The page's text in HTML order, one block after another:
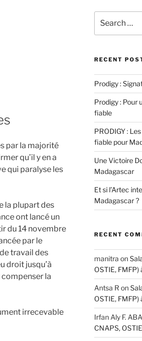
par la majorité
qu’il y en a
qui paralyse les
la plupart des
ont lancé un
du 14 novembre
par le
travail des
droit jusqu’à
compenser la
irrecevable
for:
RECENT
Prodigy :
Prodigy : Pour
fiable
PRODIGY :
fiable pour
Une Victoire
Madagascar
Et si l’Artec
Madagascar ?
RECENT
manitra on
OSTIE,
Antsa R on
OSTIE,
Irfan Aly F.
CNAPS,